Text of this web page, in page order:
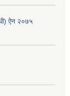
ऐन २०७५